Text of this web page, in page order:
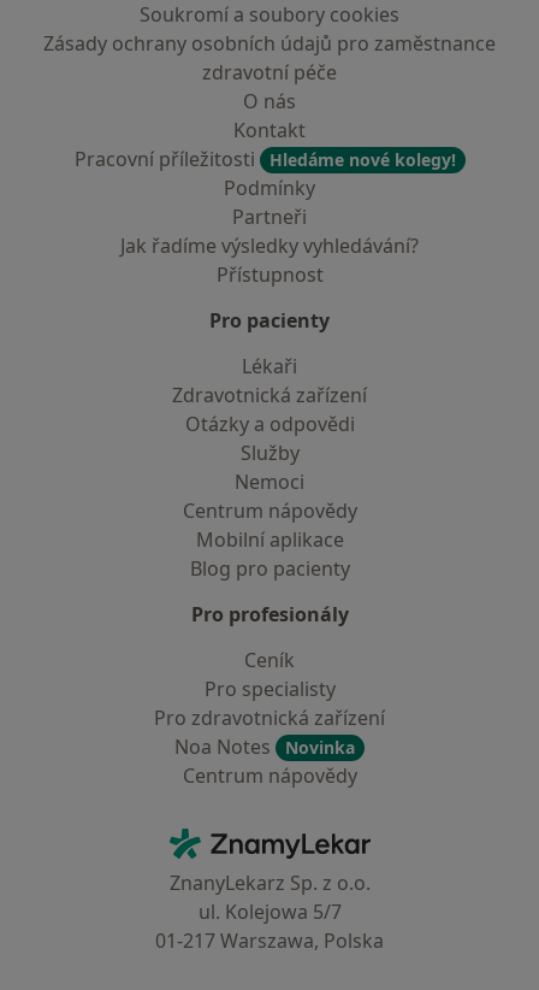
Soukromí a soubory cookies
Zásady ochrany osobních údajů pro zaměstnance
zdravotní péče
O nás
Kontakt
Pracovní příležitosti
Hledáme nové kolegy!
Podmínky
Partneři
Jak řadíme výsledky vyhledávání?
Přístupnost
Pro pacienty
Lékaři
Zdravotnická zařízení
Otázky a odpovědi
Služby
Nemoci
Centrum nápovědy
Mobilní aplikace
Blog pro pacienty
Pro profesionály
Ceník
Pro specialisty
Pro zdravotnická zařízení
Noa Notes
Novinka
Centrum nápovědy
ZnamyLekar - Hlavní stránka
ZnanyLekarz Sp. z o.o.
ul. Kolejowa 5/7
01-217 Warszawa, Polska